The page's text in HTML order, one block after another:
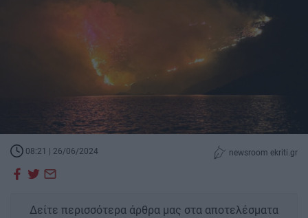
08:21 | 26/06/2024 newsroom ekriti.gr
Δείτε περισσότερα άρθρα μας στα αποτελέσματα